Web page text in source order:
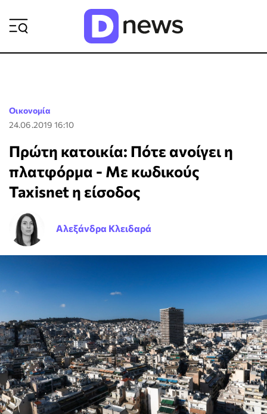
Οικονομία
24.06.2019 16:10
Πρώτη κατοικία: Πότε ανοίγει η
πλατφόρμα - Με κωδικούς
Taxisnet η είσοδος
Αλεξάνδρα Κλειδαρά